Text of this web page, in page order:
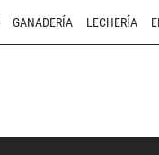
GANADERÍA LECHERÍA